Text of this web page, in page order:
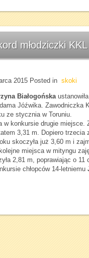
młodziczki
2015 Posted in skoki
Białogońska
Jóźwika. Zawodniczka
ze stycznia w Toruniu.
w konkursie drugie
3,31 m. Dopiero trzecia
skoczyła już 3,60 m i
miejsca w mityngu
2,81 m, poprawiając o
chłopców 14-letniemu